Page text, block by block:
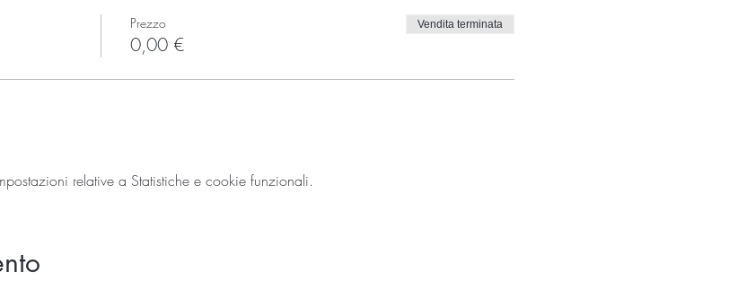
Prezzo
0,00 €
Vendita terminata
relative a Statistiche e cookie funzionali.